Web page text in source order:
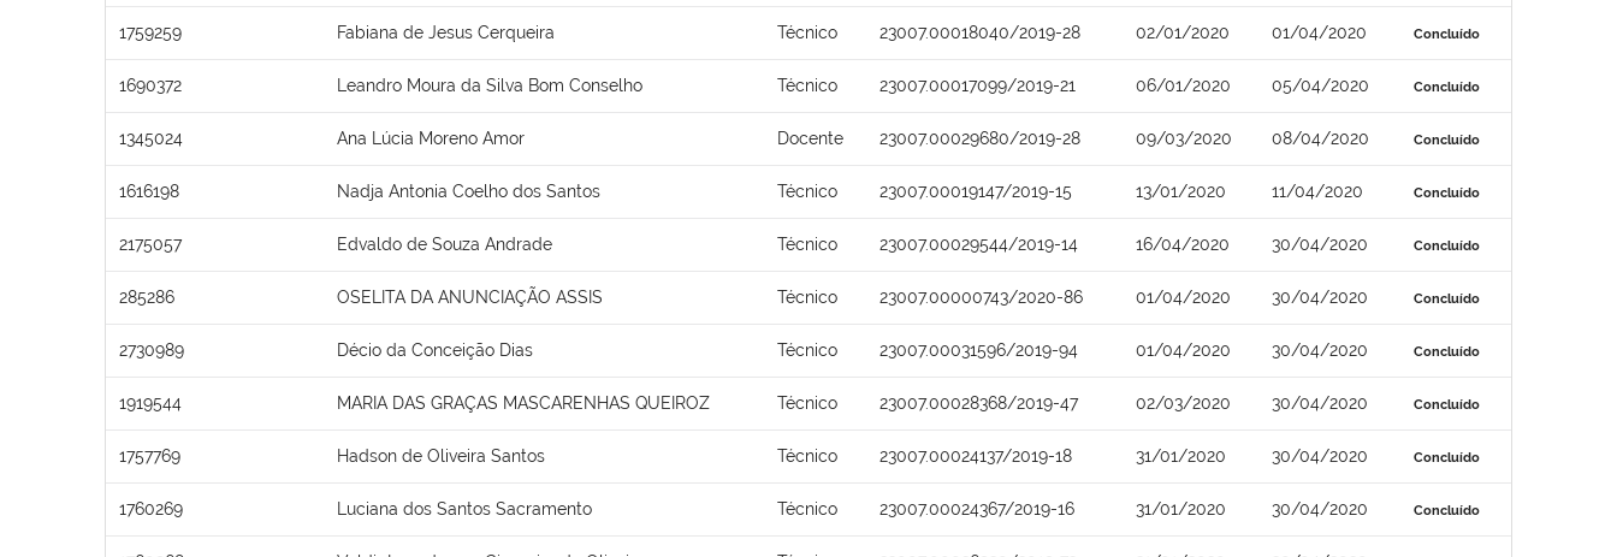
1759259 Fabiana de Jesus Cerqueira Técnico 23007.00018040/2019-28 02/01/2020 01/04/2020 Concluído
1690372 Leandro Moura da Silva Bom Conselho Técnico 23007.00017099/2019-21 06/01/2020 05/04/2020 Concluído
1345024 Ana Lúcia Moreno Amor Docente 23007.00029680/2019-28 09/03/2020 08/04/2020 Concluído
1616198 Nadja Antonia Coelho dos Santos Técnico 23007.00019147/2019-15 13/01/2020 11/04/2020 Concluído
2175057 Edvaldo de Souza Andrade Técnico 23007.00029544/2019-14 16/04/2020 30/04/2020 Concluído
285286 OSELITA DA ANUNCIAÇÃO ASSIS Técnico 23007.00000743/2020-86 01/04/2020 30/04/2020 Concluído
2730989 Décio da Conceição Dias Técnico 23007.00031596/2019-94 01/04/2020 30/04/2020 Concluído
1919544 MARIA DAS GRAÇAS MASCARENHAS QUEIROZ Técnico 23007.00028368/2019-47 02/03/2020 30/04/2020 Concluído
1757769 Hadson de Oliveira Santos Técnico 23007.00024137/2019-18 31/01/2020 30/04/2020 Concluído
1760269 Luciana dos Santos Sacramento Técnico 23007.00024367/2019-16 31/01/2020 30/04/2020 Concluído